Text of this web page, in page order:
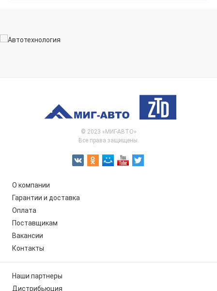
© 2023 «МИГ-АВТО»
Все права защищены.
О компании
Гарантии и доставка
Оплата
Поставщикам
Вакансии
Контакты
Наши партнеры
Дистрибьюция